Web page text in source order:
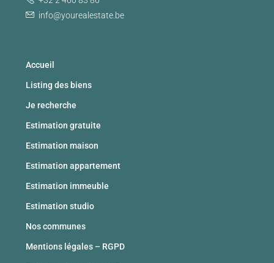
info@yourealestate.be
Accueil
Listing des biens
Je recherche
Estimation gratuite
Estimation maison
Estimation appartement
Estimation immeuble
Estimation studio
Nos communes
Mentions légales – RGPD